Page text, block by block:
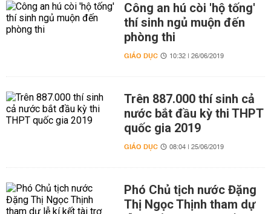
Công an hú còi 'hộ tống'
thí sinh ngủ muộn đến
phòng thi
GIÁO DỤC 10:32 | 26/06/2019
Trên 887.000 thí sinh cả
nước bắt đầu kỳ thi THPT
quốc gia 2019
GIÁO DỤC 08:04 | 25/06/2019
Phó Chủ tịch nước Đặng
Thị Ngọc Thịnh tham dự